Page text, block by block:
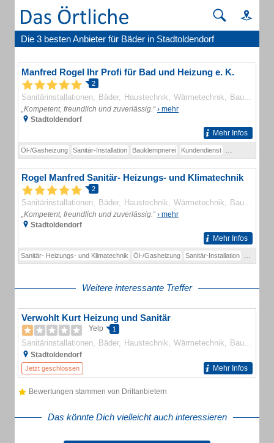
Die 3 besten Anbieter für Bäder in Stadtoldendorf
Manfred Rogel Ihr Profi für Bad und Heizung e. K.
2
Sanitärinstallationen Bäder Haustechnik Wärmetechnik Bauunternehmen
„Kompetent, freundlich und zuverlässig.“› mehr
Stadtoldendorf
Mehr Infos
Öl-/Gasheizung Sanitär-Installation Bauklempnerei Kundendienst
Rogel Manfred Sanitär- Heizungs- und Klimatechnik
2
Sanitärinstallationen Bäder Haustechnik Wärmetechnik Bausanierungen
„Kompetent, freundlich und zuverlässig.“› mehr
Stadtoldendorf
Mehr Infos
Sanitär- Heizungs- und Klimatechnik Öl-/Gasheizung Sanitär-Installation
Weitere interessante Treffer
Verwohlt Kurt Heizung und Sanitär
Yelp 1
Sanitärinstallationen Bäder Haustechnik Wärmetechnik Bauunternehmen
Stadtoldendorf
Jetzt geschlossen Mehr Infos
Bewertungen stammen von Drittanbietern
Das könnte Dich vielleicht auch interessieren